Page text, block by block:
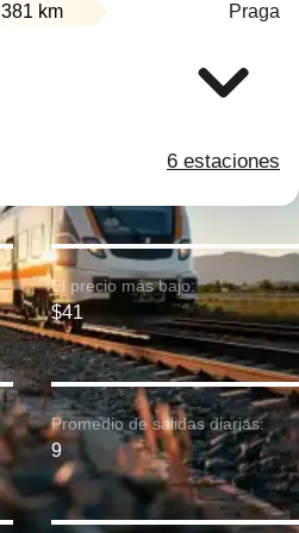
381 km Praga
6 estaciones
El precio más bajo:
$41
Promedio de salidas diarias:
9